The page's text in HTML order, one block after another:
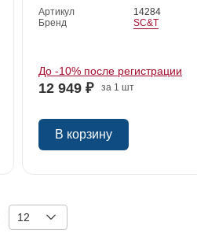
Артикул
14284
Бренд
SC&T
До -10% после регистрации
12 949 ₽ за 1 шт
В корзину
12